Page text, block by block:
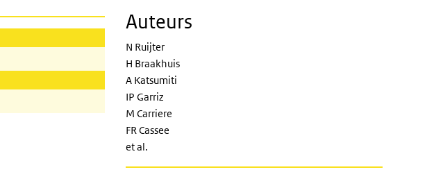
Auteurs
N Ruijter
H Braakhuis
A Katsumiti
IP Garriz
M Carriere
FR Cassee
et al.